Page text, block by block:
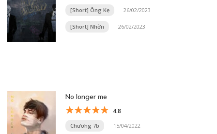
[Short] Ông Kẹ 26/02/2023
[Short] Nhờn 26/02/2023
No longer me
4.8
Chương 7b 15/04/2022